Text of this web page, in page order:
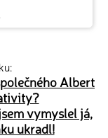
Albert
vymyslel já,
ukradl!